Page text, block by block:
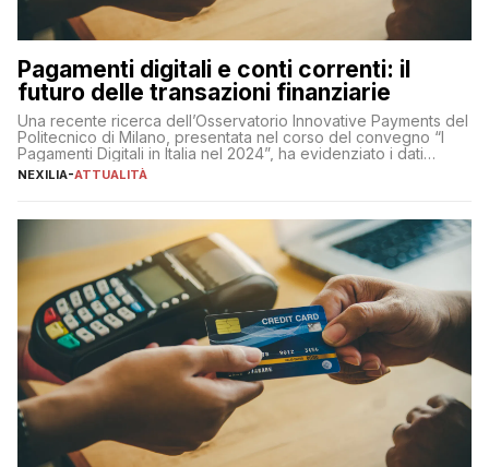
Pagamenti digitali e conti correnti: il
futuro delle transazioni finanziarie
Una recente ricerca dell’Osservatorio Innovative Payments del
Politecnico di Milano, presentata nel corso del convegno “I
Pagamenti Digitali in Italia nel 2024”, ha evidenziato i dati
definitivi del primo semestre 2024 relativamente alle
NEXILIA-ATTUALITÀ